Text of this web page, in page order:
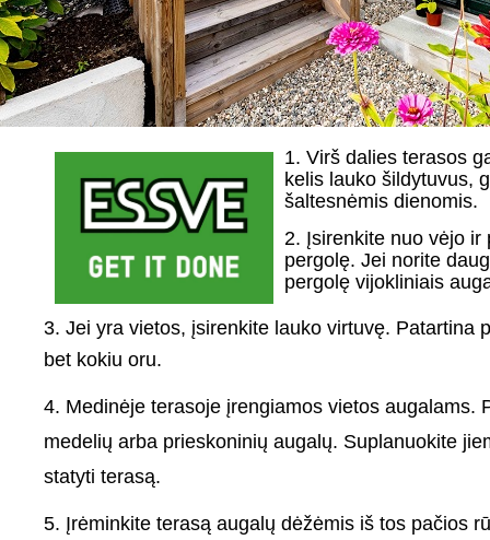
1. Virš dalies terasos
kelis lauko šildytuvus,
šaltesnėmis dienomis.
2. Įsirenkite nuo vėjo ir
pergolę. Jei norite
pergolę vijokliniais
3. Jei yra vietos, įsirenkite lauko virtuvę. Patartina
bet kokiu oru.
4. Medinėje terasoje įrengiamos vietos augalams.
medelių arba prieskoninių augalų. Suplanuokite
statyti terasą.
5. Įrėminkite terasą augalų dėžėmis iš tos pačios